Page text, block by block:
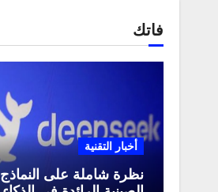
فاتك
أخبار التقنية
نظرة شاملة على النماذج